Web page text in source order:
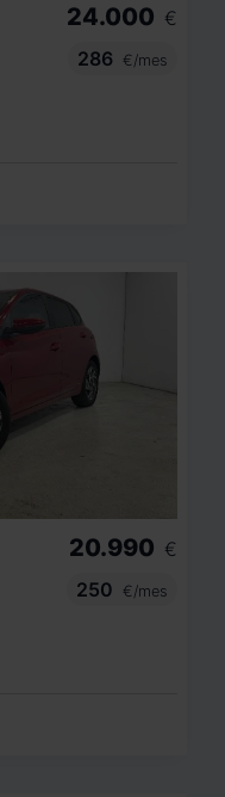
24.000 €
286
€/mes
20.990 €
250
€/mes